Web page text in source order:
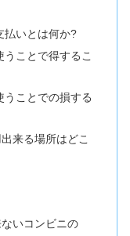
払いとは何か?
ことで得するこ
ことでの損する
来る場所はどこ
いコンビニの